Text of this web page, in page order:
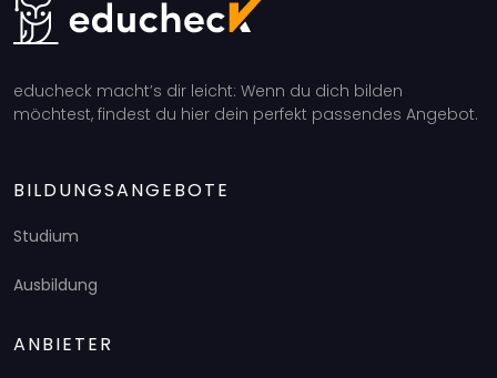
educheck macht’s dir leicht: Wenn du dich bilden
möchtest, findest du hier dein perfekt passendes Angebot.
BILDUNGSANGEBOTE
Studium
Ausbildung
ANBIETER